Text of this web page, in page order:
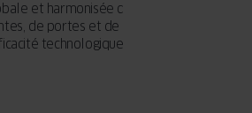
et harmonisée de fenêtres et de
de portes et de volets, qui vous
technologique et par leur beauté